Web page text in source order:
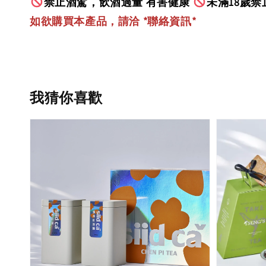
如欲購買本產品，請洽 *聯絡資訊*
我猜你喜歡